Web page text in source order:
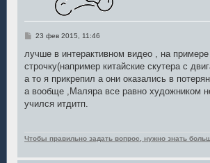
С
о
б
щ
е
и
е
23 фев 2015, 11:46
лучше в интерактивном видео , на
строчку(например китайские скутера с
а то я прикрепил а они оказались в
а вообще ,Маляра все равно художником
учился итдитп.
Чтобы правильно задать вопрос, нужно знать